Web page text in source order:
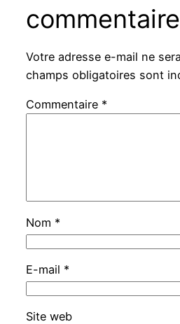
commentaire
Votre adresse e-mail ne
champs obligatoires sont
Commentaire *
Nom *
E-mail *
Site web